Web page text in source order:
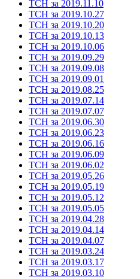
ТСН за 2019.11.10
ТСН за 2019.10.27
ТСН за 2019.10.20
ТСН за 2019.10.13
ТСН за 2019.10.06
ТСН за 2019.09.29
ТСН за 2019.09.08
ТСН за 2019.09.01
ТСН за 2019.08.25
ТСН за 2019.07.14
ТСН за 2019.07.07
ТСН за 2019.06.30
ТСН за 2019.06.23
ТСН за 2019.06.16
ТСН за 2019.06.09
ТСН за 2019.06.02
ТСН за 2019.05.26
ТСН за 2019.05.19
ТСН за 2019.05.12
ТСН за 2019.05.05
ТСН за 2019.04.28
ТСН за 2019.04.14
ТСН за 2019.04.07
ТСН за 2019.03.24
ТСН за 2019.03.17
ТСН за 2019.03.10